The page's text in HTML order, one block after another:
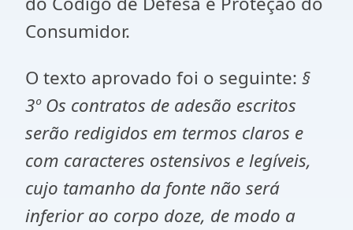
Consumidor.
O texto aprovado foi o seguinte: §
3º Os contratos de adesão escritos
serão redigidos em termos claros e
com caracteres ostensivos e legíveis,
cujo tamanho da fonte não será
inferior ao corpo doze, de modo a